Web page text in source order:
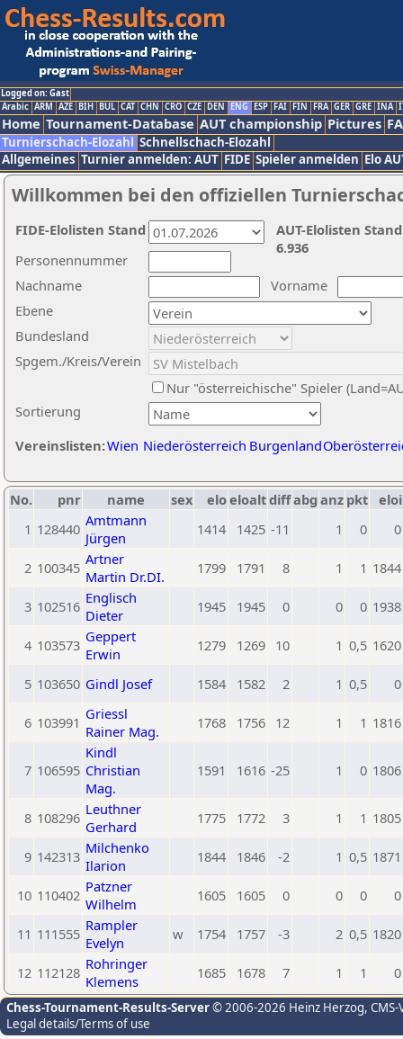
Logged on: Gast
Arabic ARM AZE BIH BUL CAT CHN CRO CZE DEN ENG ESP FAI FIN FRA GER GRE INA
Home Tournament-Database AUT championship Pictures
Turnierschach-Elozahl Schnellschach-Elozahl
Allgemeines Turnier anmelden: AUT FIDE Spieler anmelden Elo
Willkommen bei den offiziellen
Nachname
Vorname
Ebene
Sortierung
Personennummer
Bundesland
Spgem./Kreis/Verein
Nur "österreichische" Spieler
Vereinslisten:Wien Niederösterreich Burgenland
AUT-Elolisten
6.936
FIDE-Elolisten Stand
No. pnr name sex eloeloaltdiffabg anz pkt eloi
1 128440 Amtmann
Jürgen
1414 1425 -11 1 0 0
2 100345 Artner
Martin Dr.DI.
1799 1791 8 1 1 1844
3 102516 Englisch
Dieter
1945 1945 0 0 0 1938
4 103573 Geppert
Erwin
1279 1269 10 1 0,5 1620
5 103650 Gindl Josef 1584 1582 2 1 0,5 0
6 103991 Griessl
Rainer Mag.
1768 1756 12 1 1 1816
7 106595
Kindl
Christian
Mag.
1591 1616 -25 1 0 1806
8 108296 Leuthner
Gerhard
1775 1772 3 1 1 1805
9 142313 Milchenko
Ilarion
1844 1846 -2 1 0,5 1871
10 110402 Patzner
Wilhelm
1605 1605 0 0 0 0
11 111555 Rampler
Evelyn
w 1754 1757 -3 2 0,5 1820
12 112128 Rohringer
Klemens
1685 1678 7 1 1 0
Chess-Tournament-Results-Server© 2006-2026 Heinz Herzog,
Legal details/Terms of use